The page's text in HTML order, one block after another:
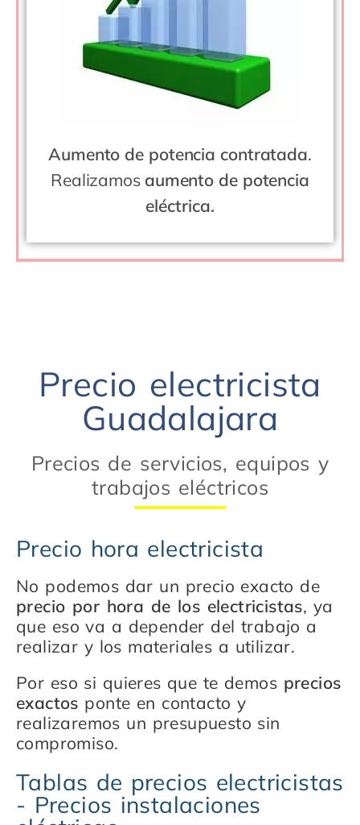
Aumento de potencia contratada.
Realizamos aumento de potencia
eléctrica.
Precio electricista
Guadalajara
Precios de servicios, equipos y
trabajos eléctricos
Precio hora electricista
No podemos dar un precio exacto de
precio por hora de los electricistas, ya
que eso va a depender del trabajo a
realizar y los materiales a utilizar.
Por eso si quieres que te demos precios
exactos ponte en contacto y
realizaremos un presupuesto sin
compromiso.
Tablas de precios electricistas
- Precios instalaciones